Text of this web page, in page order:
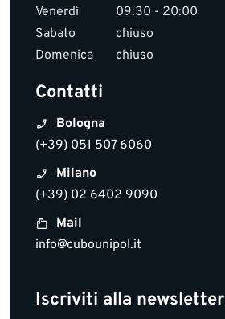
Venerdì
09:30 - 20:00
Sabato
chiuso
Domenica
chiuso
Contatti
Bologna
(+39) 051 507 6060
Milano
(+39) 02 6402 9090
Mail
info@cubounipol.it
Iscriviti alla newsletter